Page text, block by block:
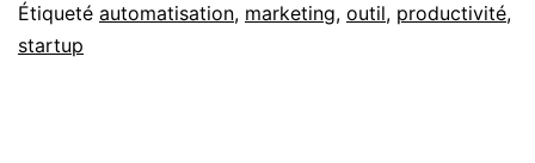
Étiqueté automatisation, marketing, outil, productivité,
startup